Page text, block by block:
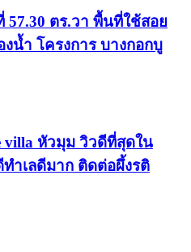
57.30 ตร.วา พื้นที่ใช้สอย
น้ำ โครงการ บางกอกบู
villa หัวมุม วิวดีที่สุดใน
ำเลดีมาก ติดต่อผึ้งรติ